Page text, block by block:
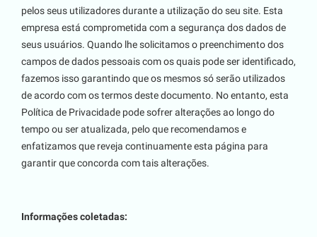
pelos seus utilizadores durante a utilização do seu site. Esta
empresa está comprometida com a segurança dos dados de
seus usuários. Quando lhe solicitamos o preenchimento dos
campos de dados pessoais com os quais pode ser identificado,
fazemos isso garantindo que os mesmos só serão utilizados
de acordo com os termos deste documento. No entanto, esta
Política de Privacidade pode sofrer alterações ao longo do
tempo ou ser atualizada, pelo que recomendamos e
enfatizamos que reveja continuamente esta página para
garantir que concorda com tais alterações.
Informações coletadas: